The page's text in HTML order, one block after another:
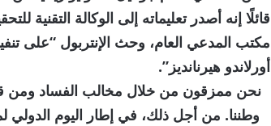
قائلًا إنه أصدر تعليماته إلى الوكالة التقنية
مكتب المدعي العام، وحث الإنتربول “على
أورلاندو هيرنانديز”.
نحن ممزقون من خلال مخالب الفساد ومن
وطننا. من أجل ذلك، في إطار اليوم الدولي